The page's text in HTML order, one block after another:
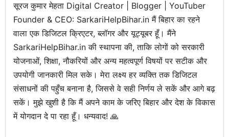
सूरज कुमार मेहता Digital Creator | Blogger | YouTuber
Founder & CEO: SarkariHelpBihar.in मैं बिहार का रहने
वाला एक डिजिटल क्रिएटर, ब्लॉगर और यूट्यूबर हूँ। मैंने
SarkariHelpBihar.in की स्थापना की, ताकि लोगों को सरकारी
योजनाओं, शिक्षा, नौकरियों और अन्य महत्वपूर्ण विषयों पर सटीक और
उपयोगी जानकारी मिल सके। मेरा लक्ष्य हर व्यक्ति तक डिजिटल
संसाधनों की पहुँच बनाना है, जिससे वे सही निर्णय ले सकें और आगे बढ़
सकें। मुझे खुशी है कि मैं अपने काम के जरिए बिहार और देश के विकास
में योगदान दे पा रहा हूँ। धन्यवाद! 🙏